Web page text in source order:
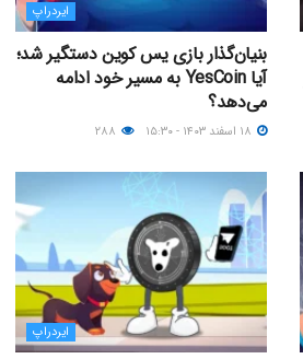
ایردراپ
بنیان‌گذار بازی یس کوین دستگیر شد؛
آیا YesCoin به مسیر خود ادامه
می‌دهد؟
ایردراپ